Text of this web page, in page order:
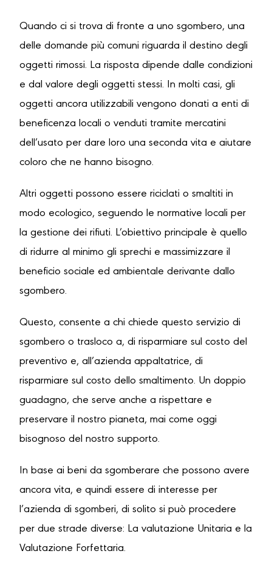
Quando ci si trova di fronte a uno sgombero, una
delle domande più comuni riguarda il destino degli
oggetti rimossi. La risposta dipende dalle condizioni
e dal valore degli oggetti stessi. In molti casi, gli
oggetti ancora utilizzabili vengono donati a enti di
beneficenza locali o venduti tramite mercatini
dell’usato per dare loro una seconda vita e aiutare
coloro che ne hanno bisogno.
Altri oggetti possono essere riciclati o smaltiti in
modo ecologico, seguendo le normative locali per
la gestione dei rifiuti. L’obiettivo principale è quello
di ridurre al minimo gli sprechi e massimizzare il
beneficio sociale ed ambientale derivante dallo
sgombero.
Questo, consente a chi chiede questo servizio di
sgombero o trasloco a, di risparmiare sul costo del
preventivo e, all’azienda appaltatrice, di
risparmiare sul costo dello smaltimento. Un doppio
guadagno, che serve anche a rispettare e
preservare il nostro pianeta, mai come oggi
bisognoso del nostro supporto.
In base ai beni da sgomberare che possono avere
ancora vita, e quindi essere di interesse per
l’azienda di sgomberi, di solito si può procedere
per due strade diverse: La valutazione Unitaria e la
Valutazione Forfettaria.